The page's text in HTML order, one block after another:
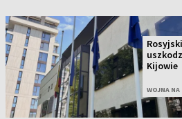
Kijowie
WOJNA